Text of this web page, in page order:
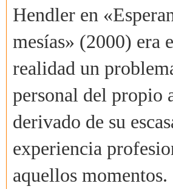
Hendler en
mesías» (2000) era
realidad un
personal del propio
derivado de su
experiencia
aquellos momentos.